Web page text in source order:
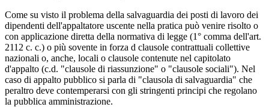
Come su visto il problema della salvaguardia dei posti di lavoro dei
dipendenti dell'appaltatore uscente nella pratica può venire risolto o
con applicazione diretta della normativa di legge (1° comma dell'art.
2112 c. c.) o più sovente in forza d clausole contrattuali collettive
nazionali o, anche, locali o clausole contenute nel capitolato
d'appalto (c.d. "clausole di riassunzione" o "clausole sociali"). Nel
caso di appalto pubblico si parla di "clausola di salvaguardia" che
peraltro deve contemperarsi con gli stringenti principi che regolano
la pubblica amministrazione.